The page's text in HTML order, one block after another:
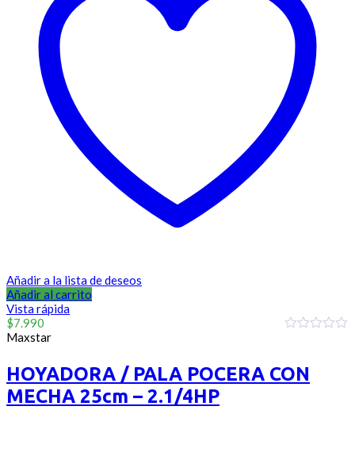
Añadir a la lista de deseos
Añadir al carrito
Vista rápida
5
$7.990
Maxstar
HOYADORA / PALA POCERA CON
MECHA 25cm – 2.1/4HP